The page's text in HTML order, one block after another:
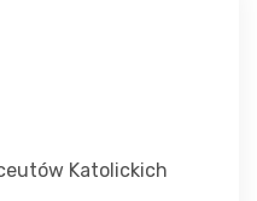
Katolickich